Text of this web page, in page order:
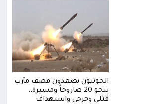
الحوثيون يصعدون قصف مأرب
بنحو 20 صاروخاً ومسيرة..
قتلى وجرحى واستهداف